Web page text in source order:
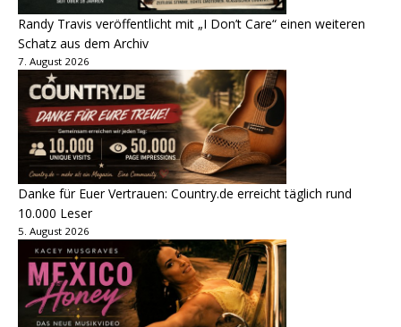
Randy Travis veröffentlicht mit „I Don’t Care“ einen weiteren
Schatz aus dem Archiv
7. August 2026
Danke für Euer Vertrauen: Country.de erreicht täglich rund
10.000 Leser
5. August 2026